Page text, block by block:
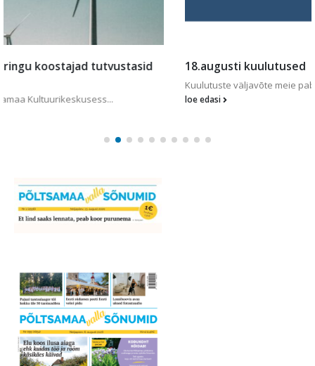
18.augusti kuulutused
Kuulutuste väljavõte meie paberlehest PDF formaadi...
loe edasi